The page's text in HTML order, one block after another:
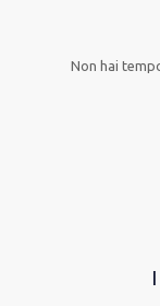
Non hai